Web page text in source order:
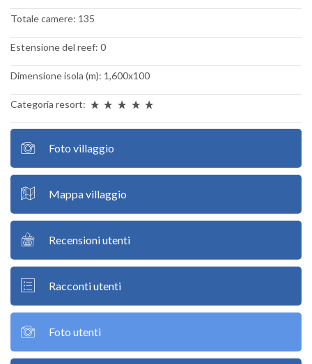
Totale camere: 135
Estensione del reef: 0
Dimensione isola (m): 1,600x100
Categoria resort:
Foto villaggio
Mappa villaggio
Recensioni utenti
Racconti utenti
Foto utenti